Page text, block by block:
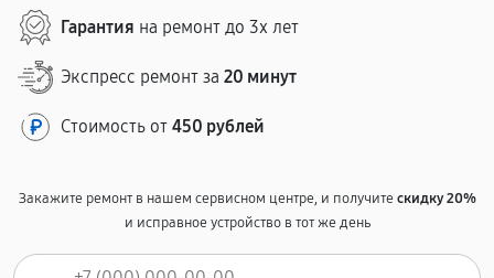
Гарантия на ремонт до 3х лет
Экспресс ремонт за 20 минут
Стоимость от 450 рублей
Закажите ремонт в нашем сервисном центре, и получитескидку 20%
и исправное устройство в тот же день